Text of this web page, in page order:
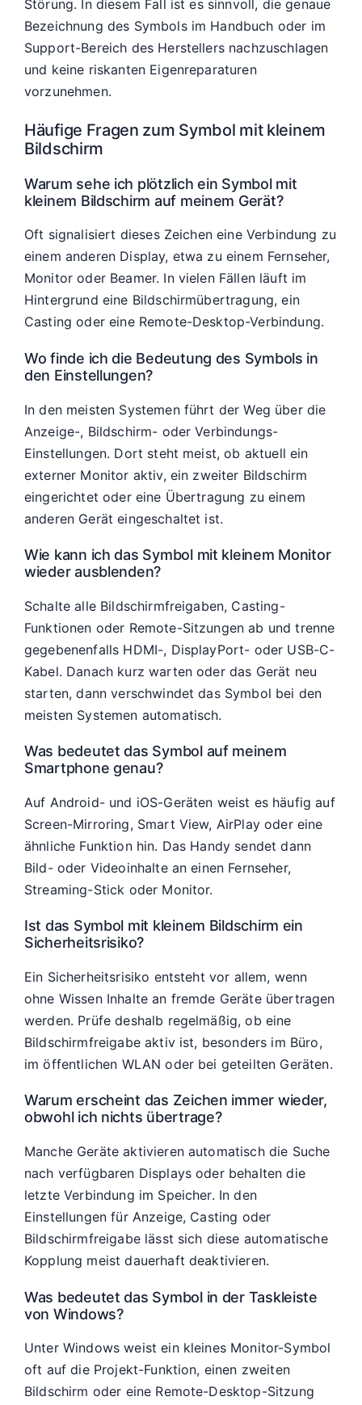
Störung. In diesem Fall ist es sinnvoll, die genaue
Bezeichnung des Symbols im Handbuch oder im
Support-Bereich des Herstellers nachzuschlagen
und keine riskanten Eigenreparaturen
vorzunehmen.
Häufige Fragen zum Symbol mit kleinem
Bildschirm
Warum sehe ich plötzlich ein Symbol mit
kleinem Bildschirm auf meinem Gerät?
Oft signalisiert dieses Zeichen eine Verbindung zu
einem anderen Display, etwa zu einem Fernseher,
Monitor oder Beamer. In vielen Fällen läuft im
Hintergrund eine Bildschirmübertragung, ein
Casting oder eine Remote-Desktop-Verbindung.
Wo finde ich die Bedeutung des Symbols in
den Einstellungen?
In den meisten Systemen führt der Weg über die
Anzeige-, Bildschirm- oder Verbindungs-
Einstellungen. Dort steht meist, ob aktuell ein
externer Monitor aktiv, ein zweiter Bildschirm
eingerichtet oder eine Übertragung zu einem
anderen Gerät eingeschaltet ist.
Wie kann ich das Symbol mit kleinem Monitor
wieder ausblenden?
Schalte alle Bildschirmfreigaben, Casting-
Funktionen oder Remote-Sitzungen ab und trenne
gegebenenfalls HDMI-, DisplayPort- oder USB-C-
Kabel. Danach kurz warten oder das Gerät neu
starten, dann verschwindet das Symbol bei den
meisten Systemen automatisch.
Was bedeutet das Symbol auf meinem
Smartphone genau?
Auf Android- und iOS-Geräten weist es häufig auf
Screen-Mirroring, Smart View, AirPlay oder eine
ähnliche Funktion hin. Das Handy sendet dann
Bild- oder Videoinhalte an einen Fernseher,
Streaming-Stick oder Monitor.
Ist das Symbol mit kleinem Bildschirm ein
Sicherheitsrisiko?
Ein Sicherheitsrisiko entsteht vor allem, wenn
ohne Wissen Inhalte an fremde Geräte übertragen
werden. Prüfe deshalb regelmäßig, ob eine
Bildschirmfreigabe aktiv ist, besonders im Büro,
im öffentlichen WLAN oder bei geteilten Geräten.
Warum erscheint das Zeichen immer wieder,
obwohl ich nichts übertrage?
Manche Geräte aktivieren automatisch die Suche
nach verfügbaren Displays oder behalten die
letzte Verbindung im Speicher. In den
Einstellungen für Anzeige, Casting oder
Bildschirmfreigabe lässt sich diese automatische
Kopplung meist dauerhaft deaktivieren.
Was bedeutet das Symbol in der Taskleiste
von Windows?
Unter Windows weist ein kleines Monitor-Symbol
oft auf die Projekt-Funktion, einen zweiten
Bildschirm oder eine Remote-Desktop-Sitzung